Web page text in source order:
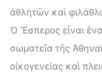
ἀθλητῶν καὶ
Ὁ Ἕσπερος εἶναι
σωματεῖα τῆς
οἰκογενείας καὶ